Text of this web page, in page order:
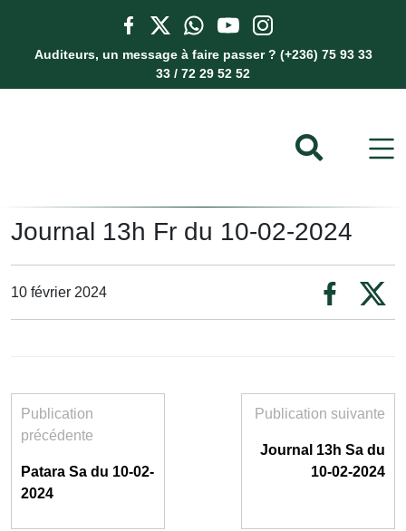
Auditeurs, un message à faire passer ? (+236) 75 93 33
33 / 72 29 52 52
Journal 13h Fr du 10-02-2024
10 février 2024
Publication
précédente
Patara Sa du 10-02-
2024
Publication suivante
Journal 13h Sa du
10-02-2024